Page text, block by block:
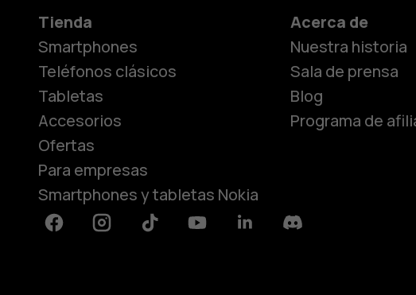
Tienda
Smartphones
Teléfonos clásicos
Tabletas
Accesorios
Ofertas
Para empresas
Smartphones y tabletas Nokia
Acerca de
Nuestra historia
Sala de prensa
Blog
Programa de
FacebookInstagramTiktok YoutubeLinkedinDiscord